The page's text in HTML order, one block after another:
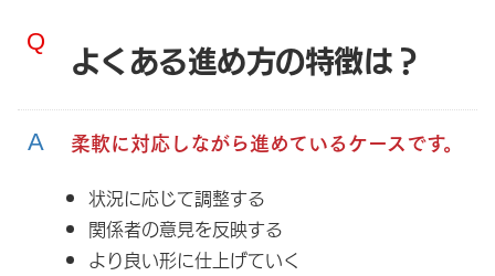
よくある進め方の特徴は？
柔軟に対応しながら進めているケースです。
状況に応じて調整する
関係者の意見を反映する
より良い形に仕上げていく